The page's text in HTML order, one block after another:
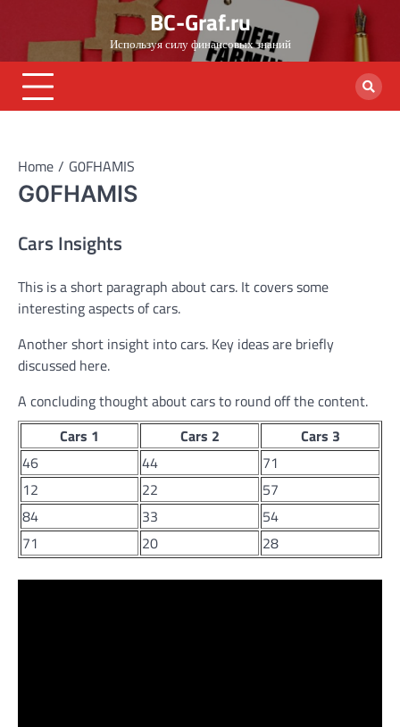
content
BC-Graf.ru
Используя силу финансовых знаний
Home G0FHAMIS
G0FHAMIS
Cars Insights
This is a short paragraph about cars. It covers some
interesting aspects of cars.
Another short insight into cars. Key ideas are briefly
discussed here.
A concluding thought about cars to round off the content.
Cars 1
Cars 2
Cars 3
46
44
71
12
22
57
84
33
54
71
20 28